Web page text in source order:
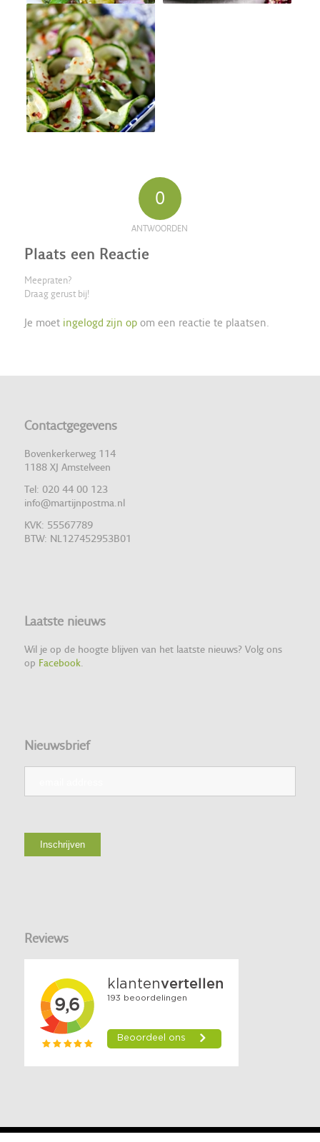
0
ANTWOORDEN
Plaats een Reactie
Meepraten?
Draag gerust bij!
Je moet ingelogd zijn opom een reactie te plaatsen.
Contactgegevens
Bovenkerkerweg 114
1188 XJ Amstelveen
Tel: 020 44 00 123
info@martijnpostma.nl
KVK: 55567789
BTW: NL127452953B01
Laatste nieuws
Wil je op de hoogte blijven van het laatste nieuws? Volg ons
op Facebook.
Nieuwsbrief
Reviews